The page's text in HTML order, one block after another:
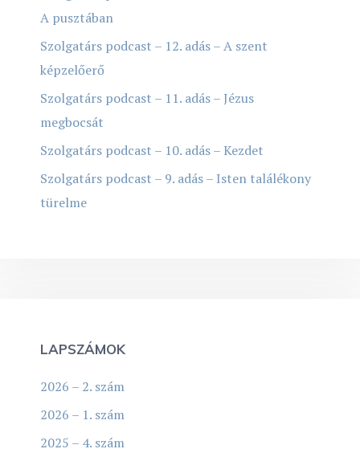
A pusztában
Szolgatárs podcast – 12. adás – A szent
képzelőerő
Szolgatárs podcast – 11. adás – Jézus
megbocsát
Szolgatárs podcast – 10. adás – Kezdet
Szolgatárs podcast – 9. adás – Isten találékony
türelme
LAPSZÁMOK
2026 – 2. szám
2026 – 1. szám
2025 – 4. szám